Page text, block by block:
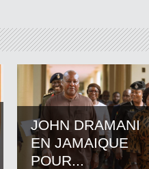
JOHN DRAMANI
EN JAMAIQUE
POUR...